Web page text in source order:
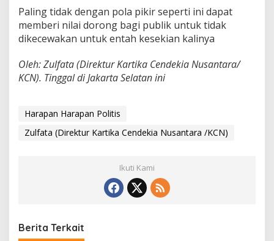
Paling tidak dengan pola pikir seperti ini dapat
memberi nilai dorong bagi publik untuk tidak
dikecewakan untuk entah kesekian kalinya
Oleh: Zulfata (Direktur Kartika Cendekia Nusantara/
KCN). Tinggal di Jakarta Selatan ini
Harapan Harapan Politis
Zulfata (Direktur Kartika Cendekia Nusantara /KCN)
Ikuti Kami
Berita Terkait